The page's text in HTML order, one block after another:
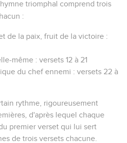
triomphal comprend trois
:
de la paix, fruit de la victoire :
même : versets 12 à 21
du chef ennemi : versets 22 à
rythme, rigoureusement
d'après lequel chaque
premier verset qui lui sert
de trois versets chacune.